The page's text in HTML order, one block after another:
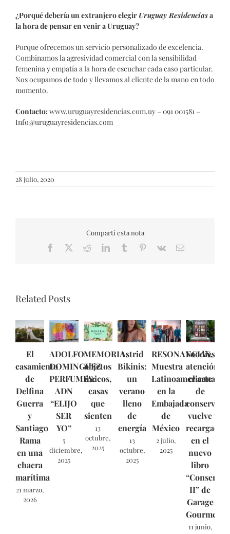
¿Porqué debería un extranjero elegir Uruguay Residenciasa
la hora de pensar en venir a Uruguay?
Porque ofrecemos un servicio personalizado de excelencia.
Combinamos la agresividad comercial con la sensibilidad
femenina y empatía a la hora de escuchar cada caso particular.
Nos ocupamos de todo y llevamos al cliente de la mano en todo
momento.
Contacto:www.uruguayresidencias.com.uy – 091 001581 –
Info@uruguayresidencias.com
28 julio, 2020
Compartí esta nota
Facebook RedditLinkedInTumblr Pinterest
Vk Email
Related Posts
El
casamiento
de
Delfina
Guerra
y
Santiago
Rama
en una
chacra
marítima
21 marzo,
2026
ADOLFO
DOMINGUEZ
PERFUMES:
ADN
“ELIJO
SER
YO”
5
diciembre,
2025
MEMORIA:
objetos
únicos,
casas
que
sienten
13
octubre,
2025
Astrid
Bikinis:
un
verano
lleno
de
energía
13
octubre,
2025
RESONANCIAS,
Muestra
Latinoamericana
en la
Embajada
de
México
2 julio,
2025
Foodies,
atención:
el arte
de
conservar
vuelve
recargado
en el
nuevo
libro
“Conservas
II” de
Garage
Gourmet.
11 junio,